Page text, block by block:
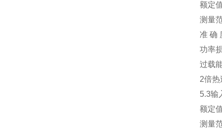
额定值
测量范
准 确
功率损
过载能
2倍热
5.3输入
额定值
测量范